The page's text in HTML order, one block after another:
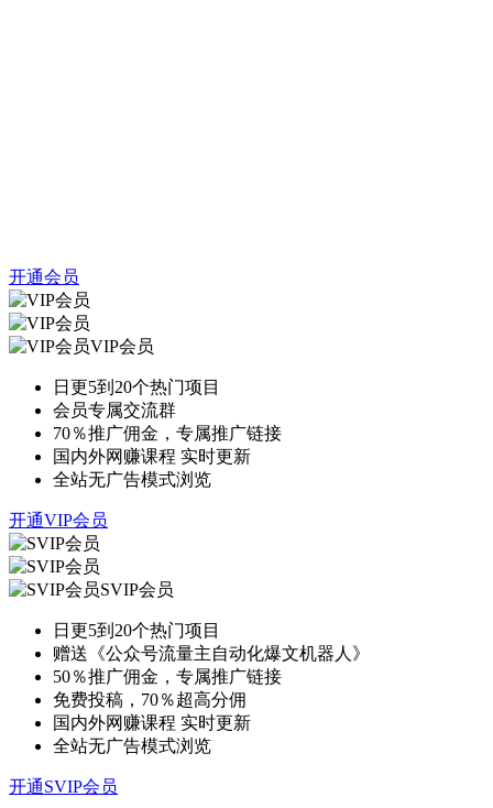
开通会员
VIP会员
日更5到20个热门项目
会员专属交流群
70％推广佣金，专属推广链接
国内外网赚课程 实时更新
全站无广告模式浏览
开通VIP会员
SVIP会员
日更5到20个热门项目
赠送《公众号流量主自动化爆文机器人》
50％推广佣金，专属推广链接
免费投稿，70％超高分佣
国内外网赚课程 实时更新
全站无广告模式浏览
开通SVIP会员